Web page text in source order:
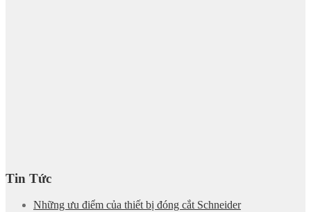
Tin Tức
Những ưu điểm của thiết bị đóng cắt Schneider